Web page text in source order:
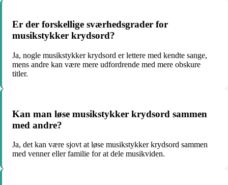
Er der forskellige sværhedsgrader for
musikstykker krydsord?
Ja, nogle musikstykker krydsord er lettere med kendte sange,
mens andre kan være mere udfordrende med mere obskure
titler.
Kan man løse musikstykker krydsord sammen
med andre?
Ja, det kan være sjovt at løse musikstykker krydsord sammen
med venner eller familie for at dele musikviden.